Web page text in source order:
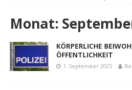
Monat:
KÖRPERLICHE
ÖFFENTLICHKEIT
1. September 2025